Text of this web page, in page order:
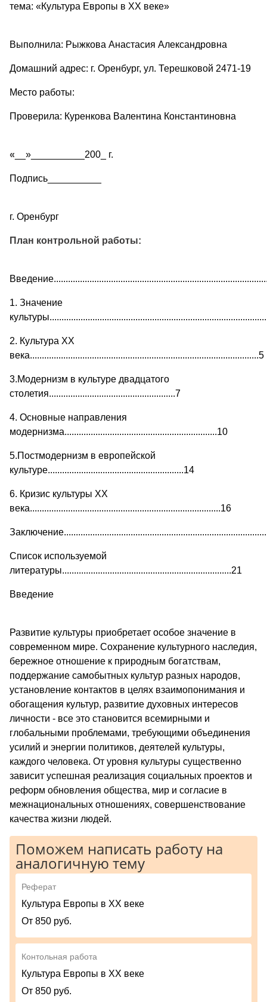
тема: «Культура Европы в ХХ веке»
Выполнила: Рыжкова Анастасия Александровна
Домашний адрес: г. Оренбург, ул. Терешковой 2471-19
Место работы:
Проверила: Куренкова Валентина Константиновна
« __»__________200_ г.
Подпись__________
г. Оренбург
План контрольной работы:
1. Значение
2. Культура ХХ
века................................................................................................5
3.Модернизм в культуре двадцатого
столетия.....................................................7
4. Основные направления
модернизма................................................................10
5.Постмодернизм в европейской
культуре.........................................................14
6. Кризис культуры ХХ
века................................................................................16
Список используемой
литературы.......................................................................21
Введение
Развитие культуры приобретает особое значение в
современном мире. Сохранение культурного наследия,
бережное отношение к природным богатствам,
поддержание самобытных культур разных народов,
установление контактов в целях взаимопонимания и
обогащения культур, развитие духовных интересов
личности - все это становится всемирными и
глобальными проблемами, требующими объединения
усилий и энергии политиков, деятелей культуры,
каждого человека. От уровня культуры существенно
зависит успешная реализация социальных проектов и
реформ обновления общества, мир и согласие в
межнациональных отношениях, совершенствование
качества жизни людей.
Поможем написать работу на
аналогичную тему
Реферат
Культура Европы в ХХ веке
От 850 руб.
Контольная работа
Культура Европы в ХХ веке
От 850 руб.